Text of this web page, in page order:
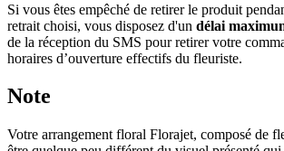
Si vous êtes empêché de retirer le produit
retrait choisi, vous disposez d'un délai
de la réception du SMS pour retirer votre
horaires d’ouverture effectifs du fleuriste.
Note
Votre arrangement floral Florajet, composé de